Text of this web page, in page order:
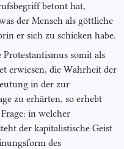
betont hat,
der Mensch als göttliche
er sich zu schicken habe.
somit als
erwiesen, die Wahrheit der
in der zur
zu erhärten, so erhebt
in welcher
der kapitalistische Geist
des